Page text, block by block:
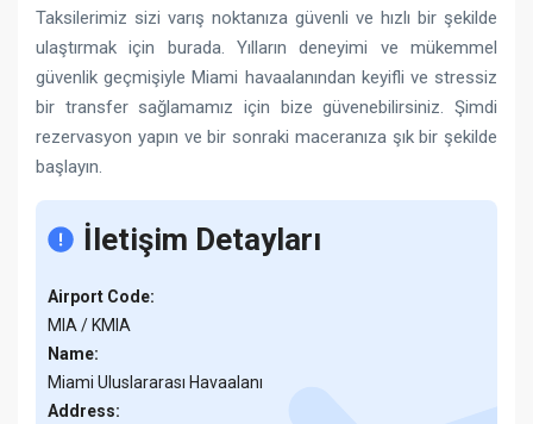
Taksilerimiz sizi varış noktanıza güvenli ve hızlı bir şekilde
ulaştırmak için burada. Yılların deneyimi ve mükemmel
güvenlik geçmişiyle Miami havaalanından keyifli ve stressiz
bir transfer sağlamamız için bize güvenebilirsiniz. Şimdi
rezervasyon yapın ve bir sonraki maceranıza şık bir şekilde
başlayın.
İletişim Detayları
Airport Code:
MIA / KMIA
Name:
Miami Uluslararası Havaalanı
Address: